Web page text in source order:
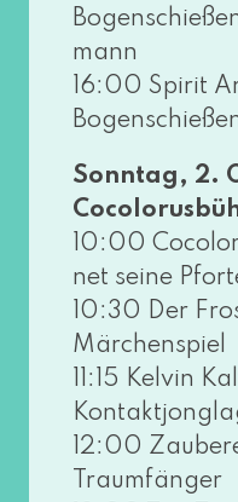
mann
16:00 Spirit
Sonntag, 2.
10:00
net sei­ne
10:30 Der
Märchenspiel
11:15 Kelvin
12:00
Traumfänger